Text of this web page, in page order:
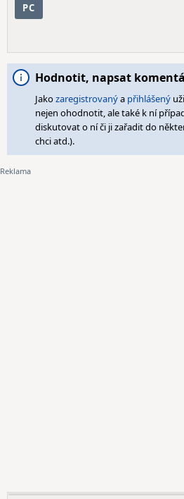
PC
Hodnotit, napsat
Jakozaregistrovanýa přihlášený
nejen ohodnotit, ale také k ní
diskutovat o ní či ji zařadit do
chci atd.).